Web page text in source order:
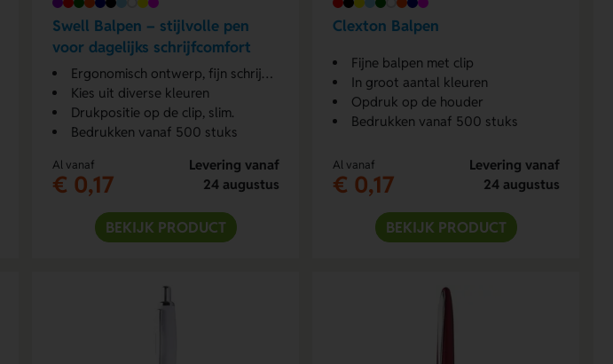
Swell Balpen – stijlvolle pen
voor dagelijks schrijfcomfort
Ergonomisch ontwerp, fijn schrijvend
Kies uit diverse kleuren
Drukpositie op de clip, slim.
Bedrukken vanaf 500 stuks
Al vanaf
€ 0,17
Levering vanaf
24 augustus
BEKIJK PRODUCT
Clexton Balpen
Fijne balpen met clip
In groot aantal kleuren
Opdruk op de houder
Bedrukken vanaf 500 stuks
Al vanaf
€ 0,17
Levering vanaf
24 augustus
BEKIJK PRODUCT